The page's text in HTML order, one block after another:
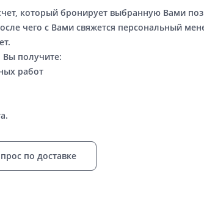
который бронирует выбранную Вами
чего с Вами свяжется персональный
Вы получите:
работ
по доставке